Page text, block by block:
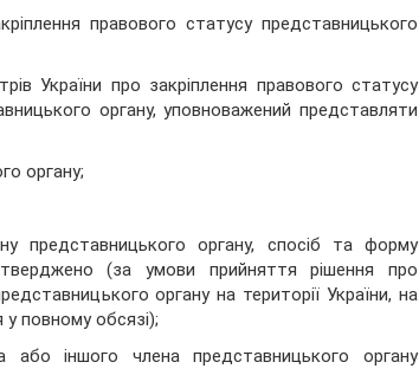
правового статусу представницького
України про закріплення правового статусу
органу, уповноважений представляти
органу;
представницького органу, спосіб та форму
(за умови прийняття рішення про
органу на території України, на
повному обсязі);
або іншого члена представницького органу